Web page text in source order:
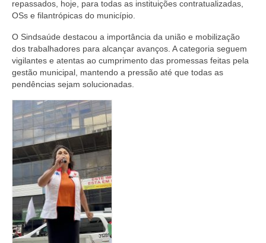
repassados, hoje, para todas as instituições contratualizadas,
OSs e filantrópicas do município.
O Sindsaúde destacou a importância da união e mobilização
dos trabalhadores para alcançar avanços. A categoria seguem
vigilantes e atentas ao cumprimento das promessas feitas pela
gestão municipal, mantendo a pressão até que todas as
pendências sejam solucionadas.